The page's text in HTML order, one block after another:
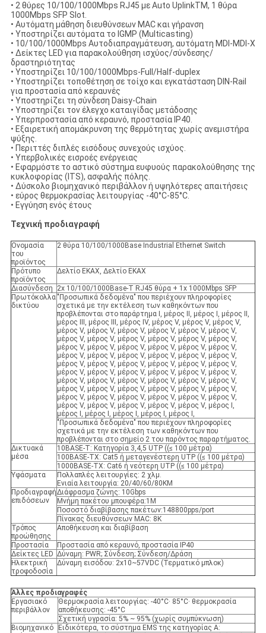
• 2 θύρες 10/100/1000Mbps RJ45 με Auto UplinkTM, 1 θύρα
1000Mbps SFP Slot.
• Αυτόματη μάθηση διευθύνσεων MAC και γήρανση
• Υποστηρίζει αυτόματα το IGMP (Multicasting)
• 10/100/1000Mbps Αυτοδιαπραγμάτευση, αυτόματη MDI-MDI-X
• Δείκτες LED για παρακολούθηση ισχύος/σύνδεσης/
δραστηριότητας
• Υποστηρίζει 10/100/1000Mbps-Full/Half-duplex
• Υποστηρίζει τοποθέτηση σε τοίχο και εγκατάσταση DIN-Rail
για προστασία από κεραυνές
• Υποστηρίζει τη σύνδεση Daisy-Chain
• Υποστηρίζει τον έλεγχο καταιγίδας μετάδοσης
• Υπερπροστασία από κεραυνό, προστασία IP40.
• Εξαιρετική απομάκρυνση της θερμότητας χωρίς ανεμιστήρα
ψύξης.
• Περιττές διπλές εισόδους συνεχούς ισχύος.
• Υπερβολικές εισροές ενέργειας
• Εφαρμόστε το αστικό σύστημα ευφυούς παρακολούθησης της
κυκλοφορίας (ITS), ασφαλής πόλης.
• Δύσκολο βιομηχανικό περιβάλλον ή υψηλότερες απαιτήσεις
• εύρος θερμοκρασίας λειτουργίας -40°C-85°C.
• Εγγύηση ενός έτους
Τεχνική προδιαγραφή
Ονομασία
του
προϊόντος
2 θύρα 10/100/1000Base Industrial Ethernet Switch
Πρότυπο
προϊόντος
Δελτίο ΕΚΑΧ, Δελτίο ΕΚΑΧ
Διασύνδεση
2x 10/100/1000Base-T RJ45 θύρα + 1x 1000Mbps SFP
Πρωτόκολλα
δικτύου
"Προσωπικά δεδομένα" που περιέχουν πληροφορίες
σχετικά με την εκτέλεση των καθηκόντων που
προβλέπονται στο παράρτημα I, μέρος II, μέρος I, μέρος II,
μέρος III, μέρος III, μέρος IV, μέρος V, μέρος V, μέρος V,
μέρος V, μέρος V, μέρος V, μέρος V, μέρος V, μέρος V,
μέρος V, μέρος V, μέρος V, μέρος V, μέρος V, μέρος V,
μέρος V, μέρος V, μέρος V, μέρος V, μέρος V, μέρος V,
μέρος V, μέρος V, μέρος V, μέρος V, μέρος V, μέρος V,
μέρος V, μέρος V, μέρος V, μέρος V, μέρος V, μέρος V,
μέρος V, μέρος V, μέρος V, μέρος V, μέρος V, μέρος V,
μέρος V, μέρος V, μέρος V, μέρος V, μέρος V, μέρος V,
μέρος V, μέρος V, μέρος V, μέρος V, μέρος V, μέρος V,
μέρος V, μέρος V, μέρος V, μέρος V, μέρος V, μέρος V,
μέρος V, μέρος V, μέρος V, μέρος V, μέρος V, μέρος Ι,
μέρος Ι, μέρος Ι, μέρος Ι, μέρος Ι, μέρος Ι,
"Προσωπικά δεδομένα" που περιέχουν πληροφορίες
σχετικά με την εκτέλεση των καθηκόντων που
προβλέπονται στο σημείο 2 του παρόντος παραρτήματος.
Δικτυακά
μέσα
10BASE-T: Κατηγορία 3,4,5 UTP ((≤ 100 μέτρα)
100BASE-TX: Cat5 ή μεταγενέστερη UTP ((≤ 100 μέτρα)
1000BASE-TX: Cat6 ή νεότερη UTP ((≤ 100 μέτρα)
Υφάσματα
Πολλαπλές λειτουργίες: 2 χλμ.
Ενιαία λειτουργία: 20/40/60/80KM
Προδιαγραφή
επιδόσεων
Διάφρασμα ζώνης: 10Gbps
Μνήμη πακέτου μπουφέρα:1M
Ποσοστό διαβίβασης πακέτων:148800pps/port
Πίνακας διευθύνσεων MAC: 8K
Τρόπος
προώθησης
Αποθήκευση και διαβίβαση
Προστασία
Προστασία από κεραυνό, προστασία IP40
Δείκτες LED Δύναμη: PWR; Σύνδεση; Σύνδεση/Δράση
Ηλεκτρική
τροφοδοσία
Δύναμη εισόδου: 2x10~57VDC (Τερματικό μπλοκ)
Άλλες προδιαγραφές
Εργασιακό
περιβάλλον
Θερμοκρασία λειτουργίας: -40°C· 85°C· θερμοκρασία
αποθήκευσης: -45°C
Σχετική υγρασία: 5% ~ 95% (χωρίς συμπύκνωση)
Βιομηχανικό
Ειδικότερα, το σύστημα EMS της κατηγορίας A: